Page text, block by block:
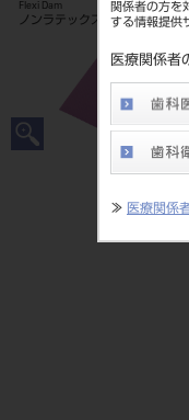
関係者の方を
する情報提供
医療関係者
≫ 医療関係
Flexi Dam
ノンラテックスラバーダム